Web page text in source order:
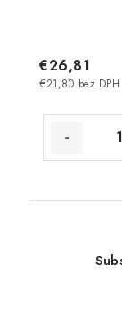
€21,80 bez DPH
€26,81